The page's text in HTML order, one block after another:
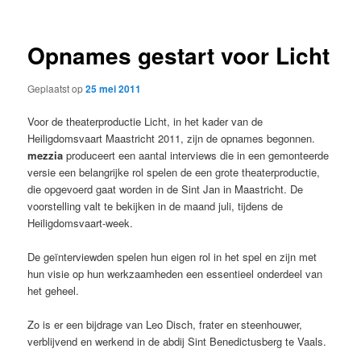
Opnames gestart voor Licht
Geplaatst op25 mei 2011
Voor de theaterproductie Licht, in het kader van de
Heiligdomsvaart Maastricht 2011, zijn de opnames begonnen.
mezzia produceert een aantal interviews die in een gemonteerde
versie een belangrijke rol spelen de een grote theaterproductie,
die opgevoerd gaat worden in de Sint Jan in Maastricht. De
voorstelling valt te bekijken in de maand juli, tijdens de
Heiligdomsvaart-week.
De geïnterviewden spelen hun eigen rol in het spel en zijn met
hun visie op hun werkzaamheden een essentieel onderdeel van
het geheel.
Zo is er een bijdrage van Leo Disch, frater en steenhouwer,
verblijvend en werkend in de abdij Sint Benedictusberg te Vaals.